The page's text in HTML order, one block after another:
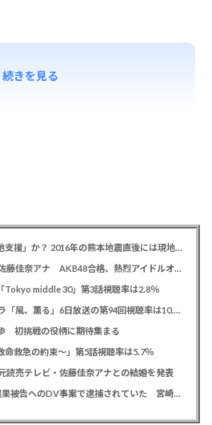
続きを見る
中居正広氏 「ひそかに被災地支援」か？ 2016年の熊本地震直後には現地で炊き出し 親友・松本人志の闘病に心を痛め、頻繁に連絡も
レインボー 池田直人と結婚の佐藤佳奈アナ AKB48合格、熱烈アイドルオタク「さかなちゃん」として人気に、7月末に読売テレビ退社
middle 30」第3話視聴率は2.8％
見上愛＆上坂樹里 NHK朝ドラ「風、薫る」6日放送の第94回視聴率は10.4％
初挑戦の役柄に期待集まる
救急の約束～」第5話視聴率は5.7％
読売テレビ・佐藤佳奈アナとの結婚を発表
元EXILE黒木啓司 妻・宮崎麗果被告へのDV事案で逮捕されていた 宮崎は全身打撲、頭部裂傷及び打撲、頸部損傷の怪我